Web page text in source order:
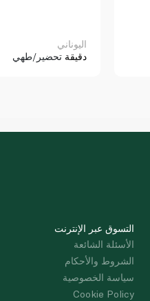
اليوناني
دقيقة تحضير/طهي
التسوق عبر الإنترنت
الأسئلة الشائعة
الشروط والأحكام
سياسة الخصوصية
Cookie Policy